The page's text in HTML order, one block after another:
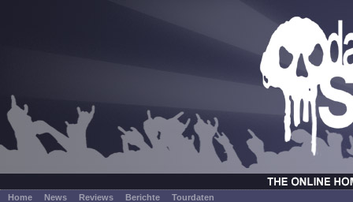
Home News Reviews Berichte Tourdaten